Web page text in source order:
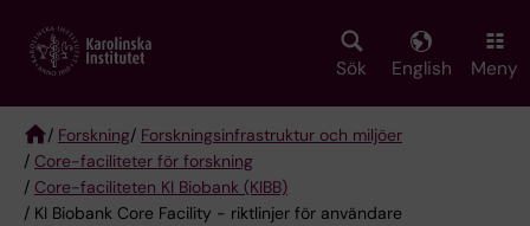
main
Sök English Meny
Breadcrumb
/ Forskning/ Forskningsinfrastruktur och miljöer
/ Core-faciliteter för forskning
/ Core-faciliteten KI Biobank (KIBB)
/ KI Biobank Core Facility - riktlinjer för användare